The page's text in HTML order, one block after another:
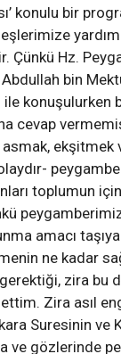
konulu bir
Çünkü Hz.
bin
konuşulurken
cevap
asmak,
toplumun
amacı
ne kadar
zira bu
Zira asıl
Suresinin ve
ve gözlerinde